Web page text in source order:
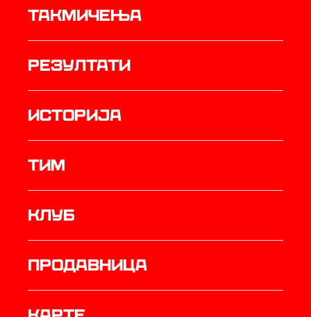
Такмичења
резултати
историја
ТИМ
Клуб
продавница